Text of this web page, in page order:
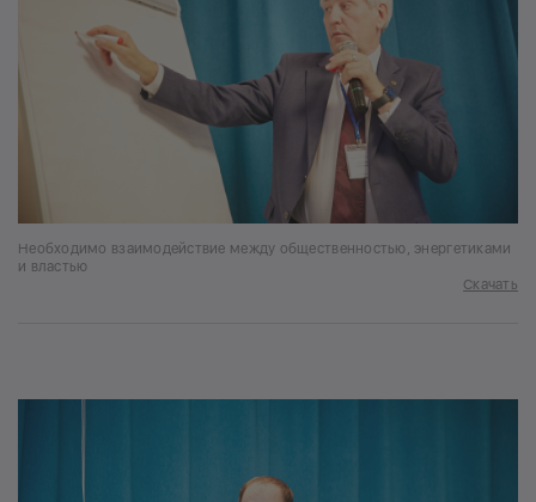
Необходимо взаимодействие между общественностью, энергетиками
и властью
Скачать